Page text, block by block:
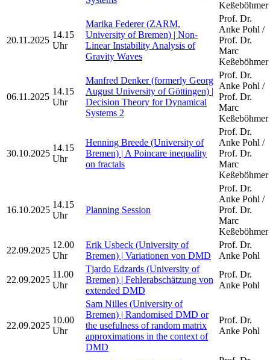
Keßeböhmer
20.11.2025
14.15
Uhr
Marika Federer (ZARM,
University of Bremen) | Non-
Linear Instability Analysis of
Gravity Waves
Prof. Dr.
Anke Pohl /
Prof. Dr.
Marc
Keßeböhmer
06.11.2025
14.15
Uhr
Manfred Denker (formerly Georg
August University of Göttingen) |
Decision Theory for Dynamical
Systems 2
Prof. Dr.
Anke Pohl /
Prof. Dr.
Marc
Keßeböhmer
30.10.2025
14.15
Uhr
Henning Breede (University of
Bremen) | A Poincare inequality
on fractals
Prof. Dr.
Anke Pohl /
Prof. Dr.
Marc
Keßeböhmer
16.10.2025
14.15
Uhr
Planning Session
Prof. Dr.
Anke Pohl /
Prof. Dr.
Marc
Keßeböhmer
22.09.2025
12.00
Uhr
Erik Usbeck (University of
Bremen) | Variationen von DMD
Prof. Dr.
Anke Pohl
22.09.2025
11.00
Uhr
Tjardo Edzards (University of
Bremen) | Fehlerabschätzung von
extended DMD
Prof. Dr.
Anke Pohl
22.09.2025
10.00
Uhr
Sam Nilles (University of
Bremen) | Randomised DMD or
the usefulness of random matrix
approximations in the context of
DMD
Prof. Dr.
Anke Pohl